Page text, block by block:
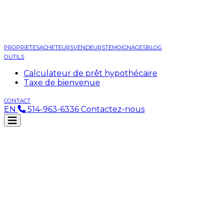
PROPRIETESACHETEURSVENDEURSTEMOIGNAGESBLOG
OUTILS
Calculateur de prêt hypothécaire
Taxe de bienvenue
CONTACT
EN 514-963-6336 Contactez-nous